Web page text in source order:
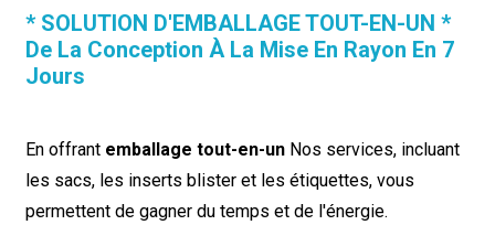
* SOLUTION D'EMBALLAGE TOUT-EN-UN *
De La Conception À La Mise En Rayon En 7
Jours
En offrant emballage tout-en-unNos services, incluant
les sacs, les inserts blister et les étiquettes, vous
permettent de gagner du temps et de l'énergie.